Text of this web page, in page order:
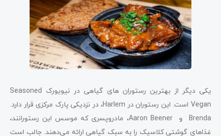
یکی دیگر از بهترین رستوران‌ های گیاهی در نیویورک Seasoned
Vegan است. این رستوران در Harlem، در نزدیکی پارک مرکزی قرار دارد.
Brenda و Aaron Beener، مادروپسری که موسس این رستورانند،
غذاهای گوشتی کلاسیک را به سبک گیاهی ارائه می‌دهند. جالب است